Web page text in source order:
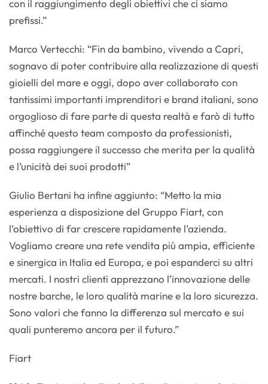
con il raggiungimento degli obiettivi che ci siamo
prefissi.”
Marco Vertecchi: “Fin da bambino, vivendo a Capri,
sognavo di poter contribuire alla realizzazione di questi
gioielli del mare e oggi, dopo aver collaborato con
tantissimi importanti imprenditori e brand italiani, sono
orgoglioso di fare parte di questa realtà e farò di tutto
affinché questo team composto da professionisti,
possa raggiungere il successo che merita per la qualità
e l’unicità dei suoi prodotti”
Giulio Bertani ha infine aggiunto: “Metto la mia
esperienza a disposizione del Gruppo Fiart, con
l’obiettivo di far crescere rapidamente l’azienda.
Vogliamo creare una rete vendita più ampia, efficiente
e sinergica in Italia ed Europa, e poi espanderci su altri
mercati. I nostri clienti apprezzano l’innovazione delle
nostre barche, le loro qualità marine e la loro sicurezza.
Sono valori che fanno la differenza sul mercato e sui
quali punteremo ancora per il futuro.”
Fiart